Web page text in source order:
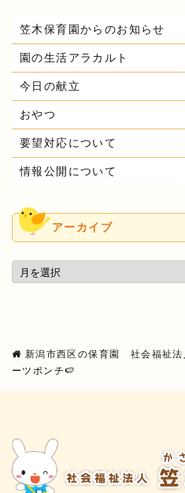
笠木保育園からのお知らせ
園の生活アラカルト
今日の献立
おやつ
要望対応について
情報公開について
アーカイブ
新潟市西区の保育園 社会福祉
ーツポンチ🍉